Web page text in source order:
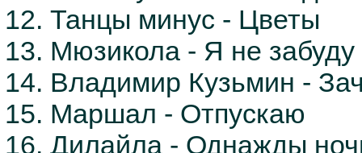
12. Танцы минус - Цветы
13. Мюзикола - Я не забуду
14. Владимир Кузьмин -
15. Маршал - Отпускаю
16. Дилайла - Однажды